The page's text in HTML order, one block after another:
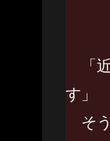
「近
す」
そう